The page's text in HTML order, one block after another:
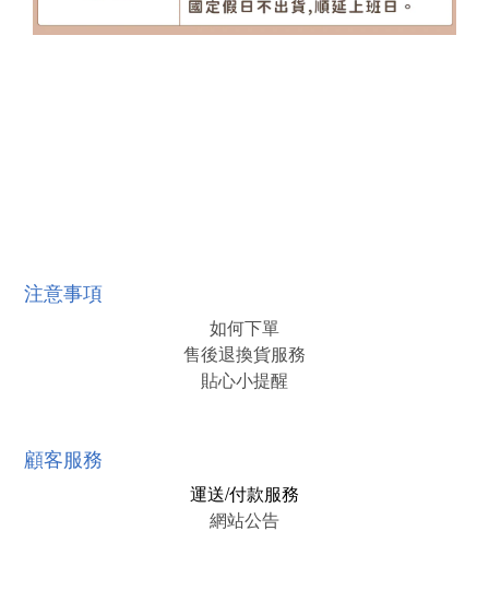
注意事項
如何下單
售後退換貨服務
貼心小提醒
顧客服務
運送/付款服務
網站公告